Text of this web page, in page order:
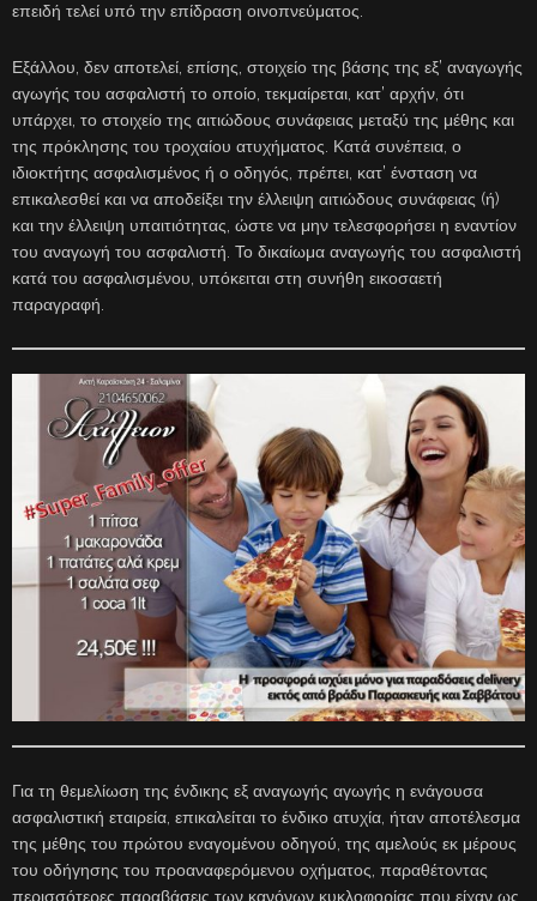
επειδή τελεί υπό την επίδραση οινοπνεύματος.
Εξάλλου, δεν αποτελεί, επίσης, στοιχείο της βάσης της εξ’ αναγωγής
αγωγής του ασφαλιστή το οποίο, τεκμαίρεται, κατ’ αρχήν, ότι
υπάρχει, το στοιχείο της αιτιώδους συνάφειας μεταξύ της μέθης και
της πρόκλησης του τροχαίου ατυχήματος. Κατά συνέπεια, ο
ιδιοκτήτης ασφαλισμένος ή ο οδηγός, πρέπει, κατ’ ένσταση να
επικαλεσθεί και να αποδείξει την έλλειψη αιτιώδους συνάφειας (ή)
και την έλλειψη υπαιτιότητας, ώστε να μην τελεσφορήσει η εναντίον
του αναγωγή του ασφαλιστή. Το δικαίωμα αναγωγής του ασφαλιστή
κατά του ασφαλισμένου, υπόκειται στη συνήθη εικοσαετή
παραγραφή.
Για τη θεμελίωση της ένδικης εξ αναγωγής αγωγής η ενάγουσα
ασφαλιστική εταιρεία, επικαλείται το ένδικο ατυχία, ήταν αποτέλεσμα
της μέθης του πρώτου εναγομένου οδηγού, της αμελούς εκ μέρους
του οδήγησης του προαναφερόμενου οχήματος, παραθέτοντας
περισσότερες παραβάσεις των κανόνων κυκλοφορίας που είχαν ως